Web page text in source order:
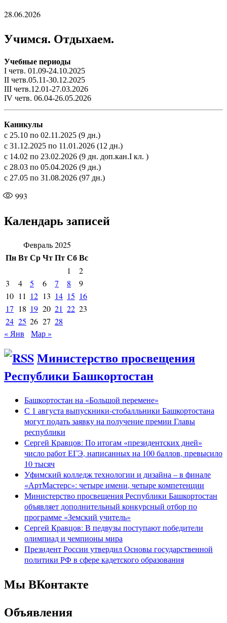
28.06.2026
Учимся. Отдыхаем.
Учебные периоды
I четв. 01.09-24.10.2025
II четв.05.11-30.12.2025
III четв.12.01-27.03.2026
IV четв. 06.04-26.05.2026
Каникулы
с 25.10 по 02.11.2025 (9 дн.)
с 31.12.2025 по 11.01.2026 (12 дн.)
с 14.02 по 23.02.2026 (9 дн. доп.кан.I кл. )
с 28.03 по 05.04.2026 (9 дн.)
с 27.05 по 31.08.2026 (97 дн.)
993
Календарь записей
Февраль 2025
ПнВтСрЧтПтСбВс
1
2
3
4 5 6 7 8
9
10 11 12 13 14 15 16
17 18 19 20 21 22 23
24 25 26 27 28
« Янв
Мар »
Министерство просвещения
Республики Башкортостан
Башкортостан на «Большой перемене»
С 1 августа выпускники-стобалльники Башкортостана
могут подать заявку на получение премии Главы
республики
Сергей Кравцов: По итогам «президентских дней»
число работ ЕГЭ, написанных на 100 баллов, превысило
10 тысяч
Уфимский колледж технологии и дизайна – в финале
«АртМастерс»: четыре имени, четыре компетенции
Министерство просвещения Республики Башкортостан
объявляет дополнительный конкурсный отбор по
программе «Земский учитель»
Сергей Кравцов: В педвузы поступают победители
олимпиад и чемпионы мира
Президент России утвердил Основы государственной
политики РФ в сфере кадетского образования
Мы ВКонтакте
Объявления